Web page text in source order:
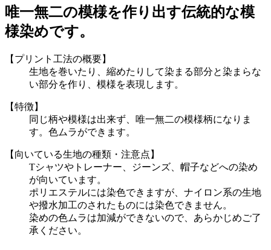
唯一無二の模様を作り出す伝統的な模
様染めです。
【プリント工法の概要】
生地を巻いたり、縮めたりして染まる部分と染まらな
い部分を作り、模様を表現します。
【特徴】
同じ柄や模様は出来ず、唯一無二の模様柄になりま
す。色ムラができます。
【向いている生地の種類・注意点】
Tシャツやトレーナー、ジーンズ、帽子などへの染め
が向いています。
ポリエステルには染色できますが、ナイロン系の生地
や撥水加工のされたものには染色できません。
染めの色ムラは加減ができないので、あらかじめご了
承ください。